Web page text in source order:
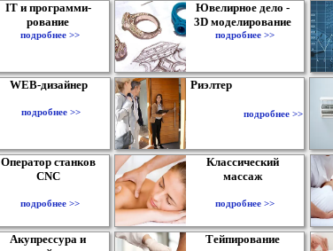
IT и программи-
рование
подробнее >>
Ювелирное дело -
3D моделирование
подробнее >>
WEB-дизайнер
подробнее >>
Риэлтер
подробнее >>
Оператор станков
CNC
подробнее >>
Классический
массаж
подробнее >>
Акупрессура и
Тейпирование